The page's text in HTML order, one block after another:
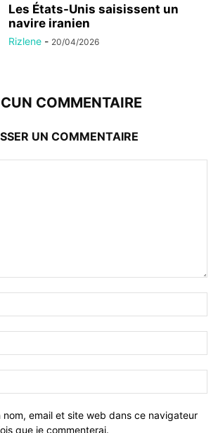
Les États-Unis saisissent un
navire iranien
Rizlene - 20/04/2026
COMMENTAIRE
UN COMMENTAIRE
nom, email et site web dans ce navigateur
que je commenterai.